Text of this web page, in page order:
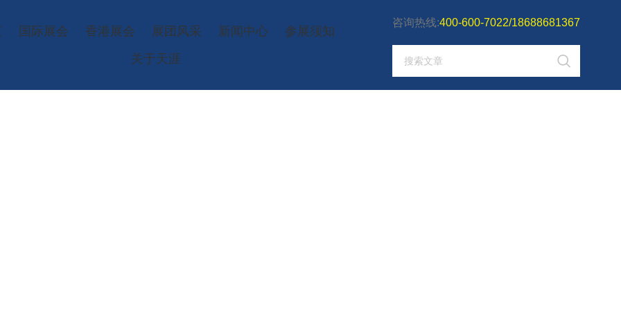
国际展会 香港展会 展团风采 新闻中心
参展须知
关于天涯
咨询热线:400-600-7022/18688681367